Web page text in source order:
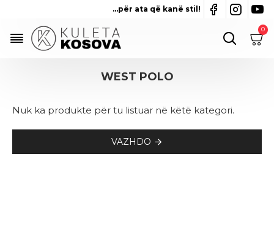
...për ata që kanë stil!
0
WEST POLO
Nuk ka produkte për tu listuar në këtë kategori.
VAZHDO